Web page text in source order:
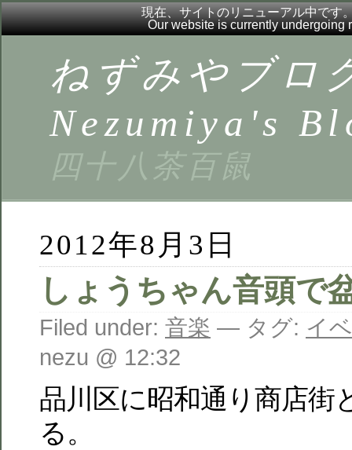
現在、サイトのリニューアル中です
Our website is currently undergoing
ねずみやブロ
Nezumiya's
四十八茶百鼠
2012年8月3日
しょうちゃん音頭で
Filed under: 音楽 — タグ: イ
nezu @ 12:32
品川区に昭和通り商店街
る。